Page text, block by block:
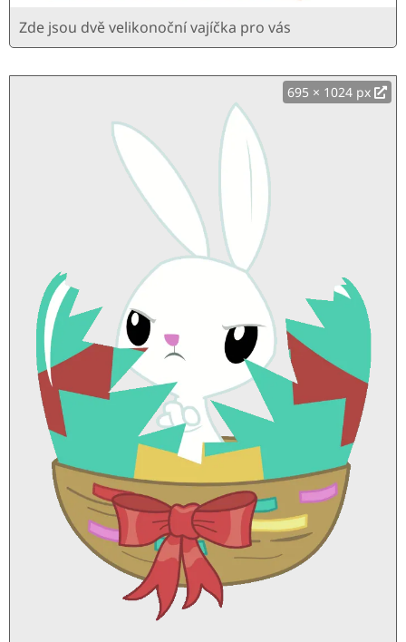
Zde jsou dvě velikonoční vajíčka pro vás
695 × 1024 px